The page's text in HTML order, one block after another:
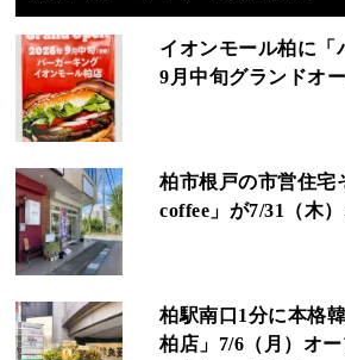
イオンモール柏に「
9月中旬グランドオ
柏市根戸の市営住宅
coffee」が7/31（木
柏駅南口1分に本格
柏店」7/6（月）オ